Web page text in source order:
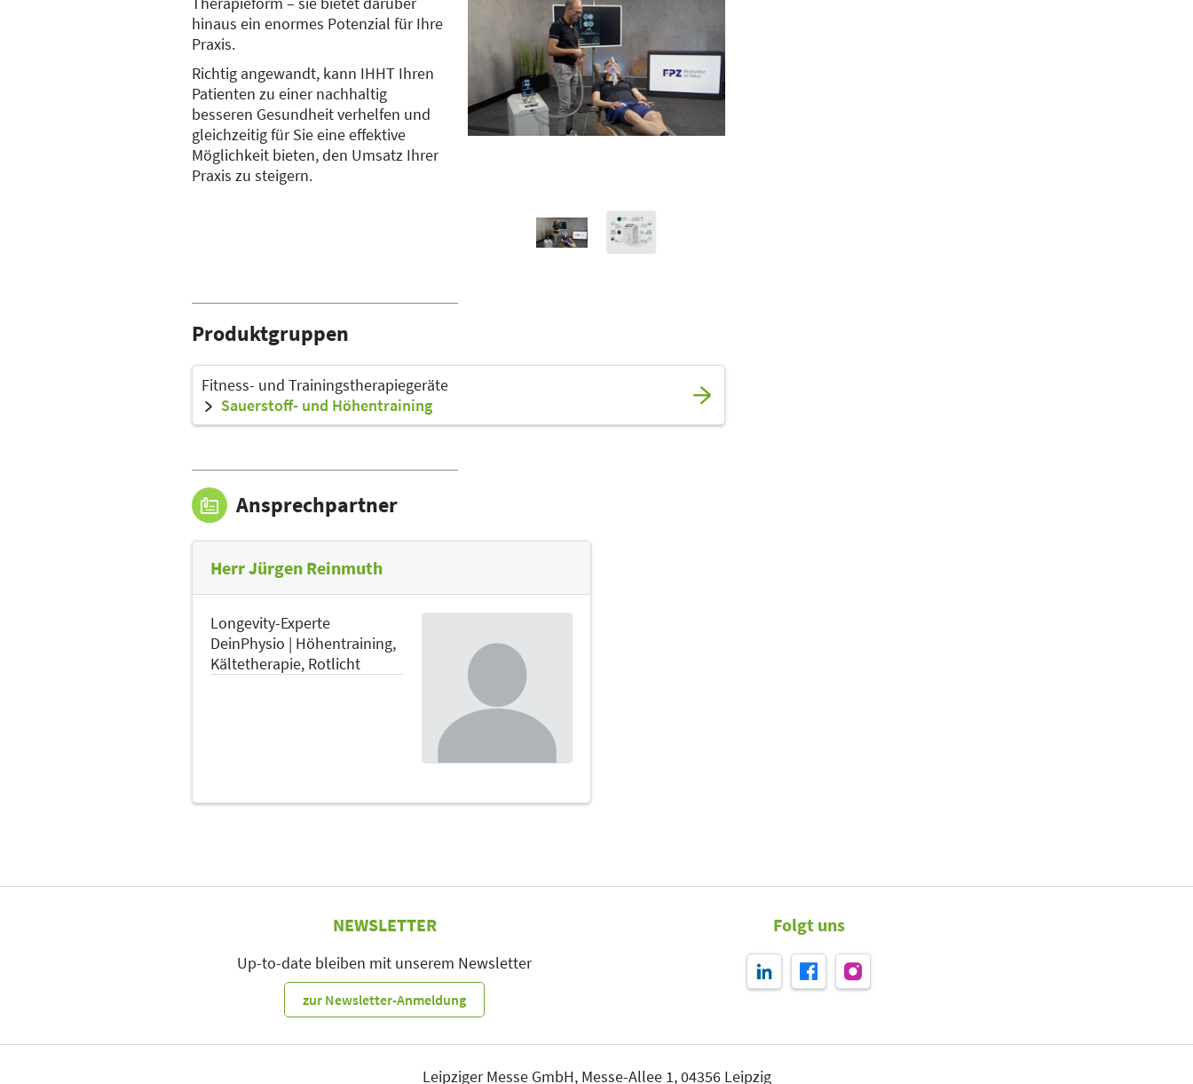
hinaus ein enormes Potenzial für Ihre
Praxis.
Richtig angewandt, kann IHHT Ihren
Patienten zu einer nachhaltig
besseren Gesundheit verhelfen und
gleichzeitig für Sie eine effektive
Möglichkeit bieten, den Umsatz Ihrer
Praxis zu steigern.
Produktgruppen
Fitness- und Trainingstherapiegeräte
Sauerstoff- und Höhentraining
Ansprechpartner
Herr Jürgen Reinmuth
Longevity-Experte
DeinPhysio | Höhentraining,
Kältetherapie, Rotlicht
NEWSLETTER
Up-to-date bleiben mit unserem Newsletter
zur Newsletter-Anmeldung
Folgt uns
Leipziger Messe GmbH, Messe-Allee 1, 04356 Leipzig